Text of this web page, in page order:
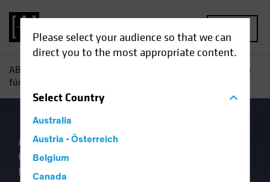
Please select your audience so that we can
direct you to the most appropriate content.
SelectCountry
Australia
Austria - Österreich
Belgium
Canada
AB
Anleihenausblick: Strategien
für einen kontrollierten Sinkflug
Ausblick Einkommen
Gesetzliche Auflagen
Election Volatilität